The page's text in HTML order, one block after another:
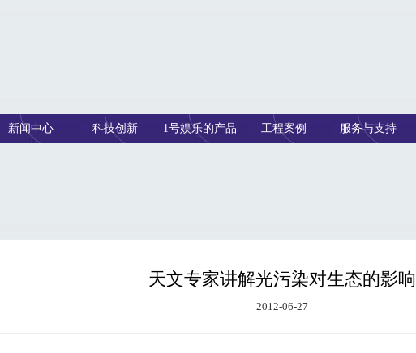
新闻中心 科技创新 1号娱乐的产品 工程案例 服务与支持
天文专家讲解光污染对生态的影响
2012-06-27